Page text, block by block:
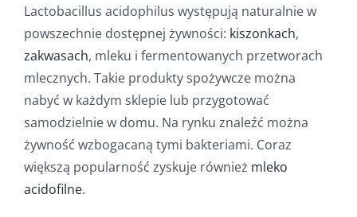
Lactobacillus acidophilus występują naturalnie w
powszechnie dostępnej żywności: kiszonkach,
zakwasach, mleku i fermentowanych przetworach
mlecznych. Takie produkty spożywcze można
nabyć w każdym sklepie lub przygotować
samodzielnie w domu. Na rynku znaleźć można
żywność wzbogacaną tymi bakteriami. Coraz
większą popularność zyskuje również mleko
acidofilne.